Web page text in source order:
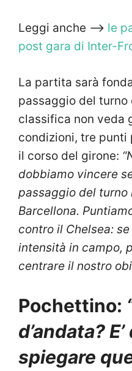
Leggi anche —> le
post gara di Inter-
La partita sarà
passaggio del turno
classifica non veda
condizioni, tre punti
il corso del girone:
dobbiamo vincere
passaggio del turno
Barcellona.
contro il Chelsea:
intensità in campo,
centrare il nostro
Pochettino:
d’andata?
spiegare